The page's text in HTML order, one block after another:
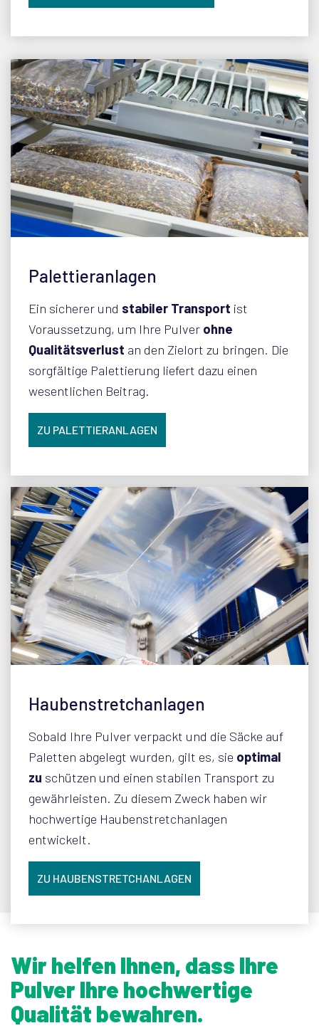
Palettieranlagen
Ein sicherer und stabiler Transport ist
Voraussetzung, um Ihre Pulver ohne
Qualitätsverlust an den Zielort zu bringen. Die
sorgfältige Palettierung liefert dazu einen
wesentlichen Beitrag.
ZU PALETTIERANLAGEN
Haubenstretchanlagen
Sobald Ihre Pulver verpackt und die Säcke auf
Paletten abgelegt wurden, gilt es, sie optimal
zu schützen und einen stabilen Transport zu
gewährleisten. Zu diesem Zweck haben wir
hochwertige Haubenstretchanlagen
entwickelt.
ZU HAUBENSTRETCHANLAGEN
Wir helfen Ihnen, dass Ihre
Pulver Ihre hochwertige
Qualität bewahren.